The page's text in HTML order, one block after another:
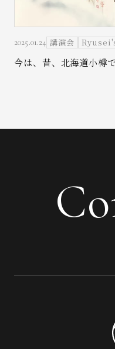
2025.01.24 講演会
今は、昔、北海道小樽